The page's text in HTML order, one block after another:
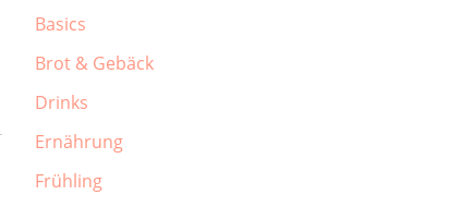
Basics
Brot & Gebäck
Drinks
Ernährung
Frühling